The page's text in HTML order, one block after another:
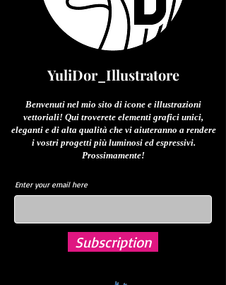
YuliDor_Illustratore
Benvenuti nel mio sito di icone e illustrazioni
vettoriali! Qui troverete elementi grafici unici,
eleganti e di alta qualità che vi aiuteranno a rendere
i vostri progetti più luminosi ed espressivi.
Prossimamente!
Enter your email here
Subscription